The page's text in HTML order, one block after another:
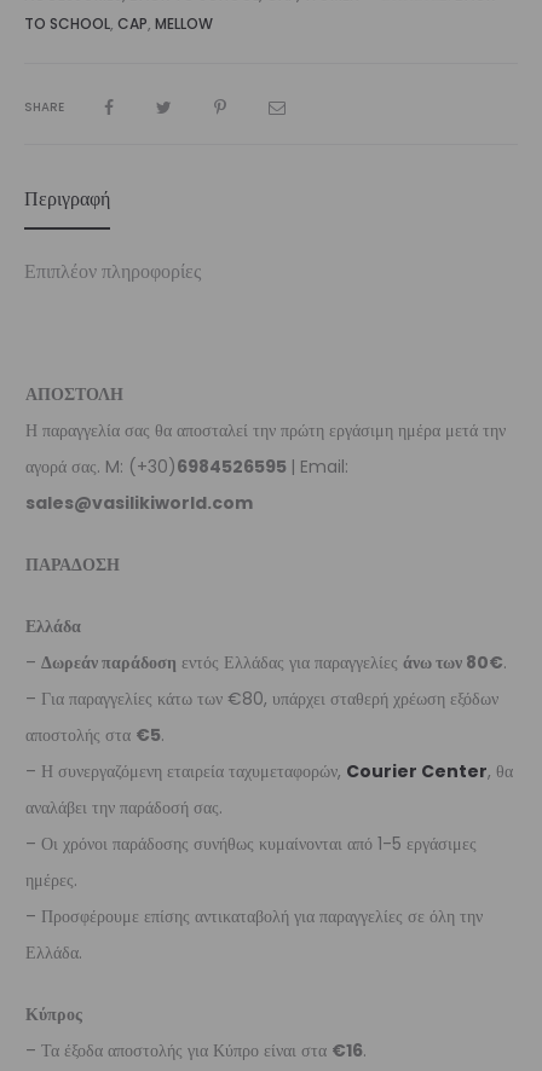
TO SCHOOL, CAP, MELLOW
SHARE
Περιγραφή
Επιπλέον πληροφορίες
ΑΠΟΣΤΟΛΗ
Η παραγγελία σας θα αποσταλεί την πρώτη εργάσιμη ημέρα μετά την
αγορά σας. M: (+30)6984526595 | Email:
sales@vasilikiworld.com
ΠΑΡΑΔΟΣΗ
Ελλάδα
– Δωρεάν παράδοση εντός Ελλάδας για παραγγελίες άνω των 80€.
– Για παραγγελίες κάτω των €80, υπάρχει σταθερή χρέωση εξόδων
αποστολής στα €5.
– Η συνεργαζόμενη εταιρεία ταχυμεταφορών, Courier Center, θα
αναλάβει την παράδοσή σας.
– Οι χρόνοι παράδοσης συνήθως κυμαίνονται από 1-5 εργάσιμες
ημέρες.
– Προσφέρουμε επίσης αντικαταβολή για παραγγελίες σε όλη την
Ελλάδα.
Κύπρος
– Τα έξοδα αποστολής για Κύπρο είναι στα €16.